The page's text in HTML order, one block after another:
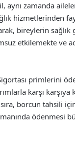
aynı zamanda
hizmetlerinden
bireylerin
etkilemekte ve
primlerini
karşı
borcun tahsili
ödenmesi